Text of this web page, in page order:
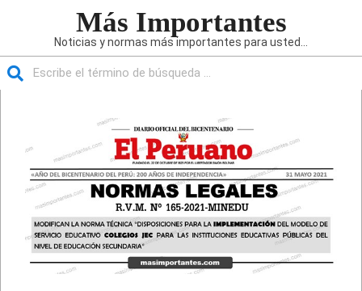
Más Importantes
Noticias y normas más importantes para usted...